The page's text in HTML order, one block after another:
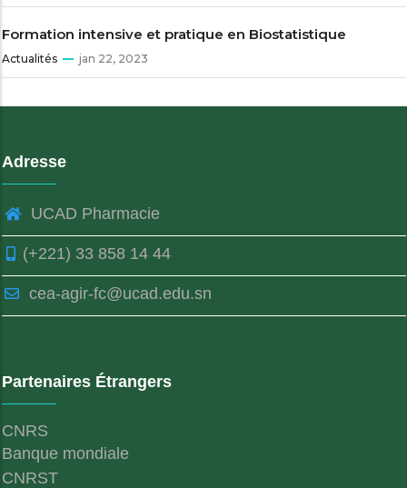
Formation intensive et pratique en Biostatistique
Actualités jan 22, 2023
Adresse
UCAD Pharmacie
(+221) 33 858 14 44
cea-agir-fc@ucad.edu.sn
Partenaires Étrangers
CNRS
Banque mondiale
CNRST